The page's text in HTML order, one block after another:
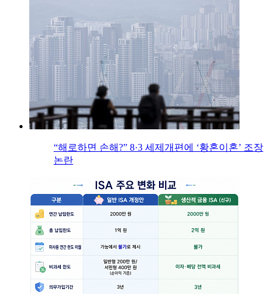
“해로하면 손해?” 8·3 세제개편에 ‘황혼이혼’ 조장
논란